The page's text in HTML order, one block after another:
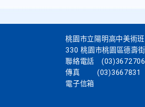
桃園市立陽明高中美術
330 桃園市桃園區德壽
聯絡電話
傳真
(03)3667831
電子信箱